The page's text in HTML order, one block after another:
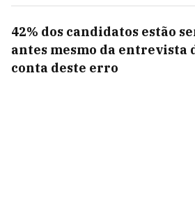
42% dos candidatos estão
antes mesmo da entrevista
conta deste erro